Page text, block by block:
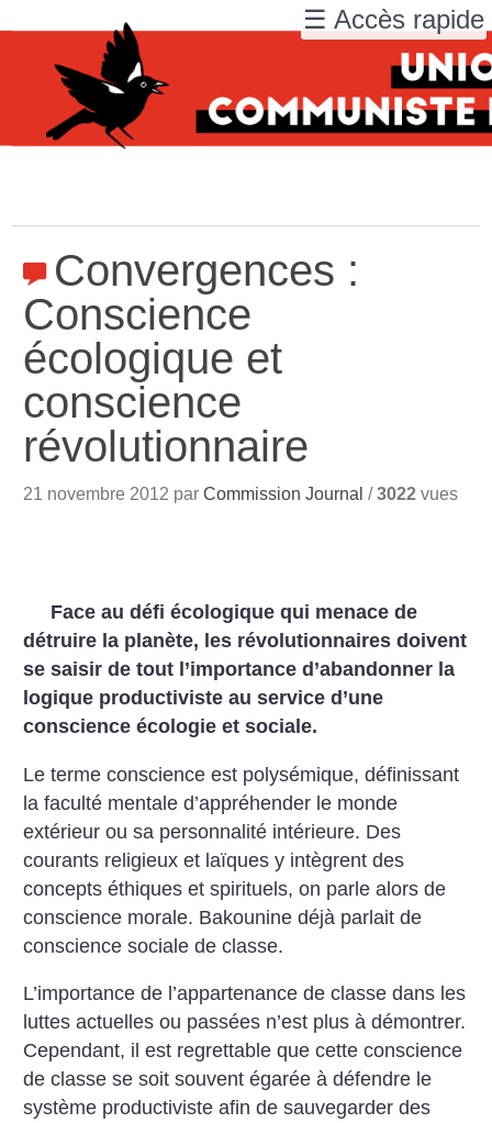
Convergences :
Conscience
écologique et
conscience
révolutionnaire
21 novembre 2012 parCommission Journal /3022 vues
Face au défi écologique qui menace de
détruire la planète, les révolutionnaires doivent
se saisir de tout l’importance d’abandonner la
logique productiviste au service d’une
conscience écologie et sociale.
Le terme conscience est polysémique, définissant
la faculté mentale d’appréhender le monde
extérieur ou sa personnalité intérieure. Des
courants religieux et laïques y intègrent des
concepts éthiques et spirituels, on parle alors de
conscience morale. Bakounine déjà parlait de
conscience sociale de classe.
L’importance de l’appartenance de classe dans les
luttes actuelles ou passées n’est plus à démontrer.
Cependant, il est regrettable que cette conscience
de classe se soit souvent égarée à défendre le
système productiviste afin de sauvegarder des
☰ Accès rapide